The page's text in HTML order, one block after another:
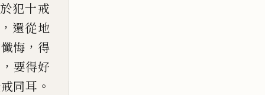
犯十戒
， 還從地
悔 ， 得
， 要得好
同耳 。